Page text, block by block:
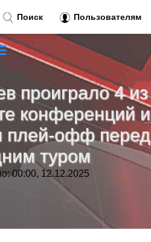
проиграло 4 из
конференций и
плей-офф перед
туром
00:00, 12.12.2025
Поиск Пользователям